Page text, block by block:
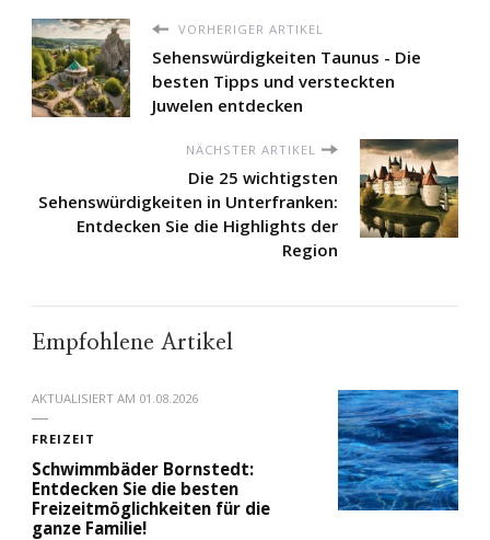
VORHERIGER ARTIKEL
Sehenswürdigkeiten Taunus - Die
besten Tipps und versteckten
Juwelen entdecken
NÄCHSTER ARTIKEL
Die 25 wichtigsten
Sehenswürdigkeiten in Unterfranken:
Entdecken Sie die Highlights der
Region
Empfohlene Artikel
AKTUALISIERT AM 01.08.2026
FREIZEIT
Schwimmbäder Bornstedt:
Entdecken Sie die besten
Freizeitmöglichkeiten für die
ganze Familie!